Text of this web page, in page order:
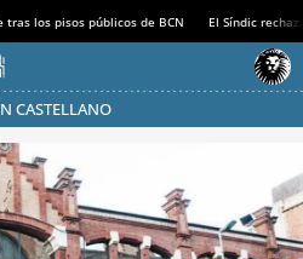
tras los pisos públicos de BCN El Síndic
CASTELLANO
AHORRO